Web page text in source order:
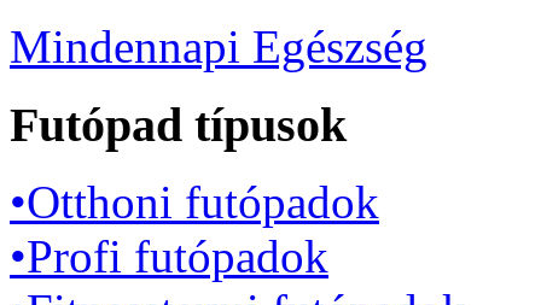
Mindennapi Egészség
Futópad típusok
•Otthoni futópadok
•Profi futópadok